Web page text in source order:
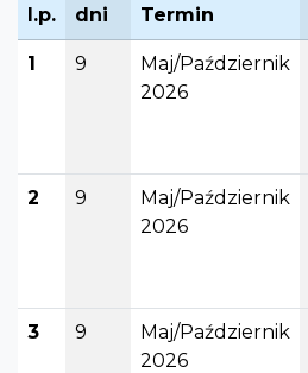
l.p.
dni
Termin
1 9
Maj/Październik
2026
2 9
Maj/Październik
2026
3 9
Maj/Październik
2026